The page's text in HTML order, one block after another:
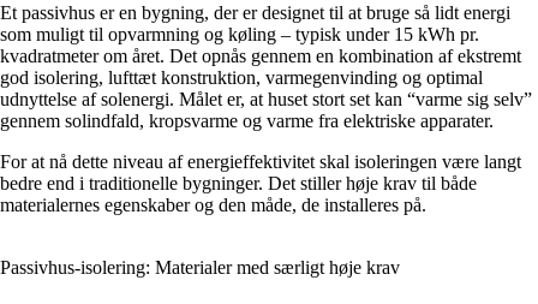
Et passivhus er en bygning, der er designet til at bruge så lidt energi
som muligt til opvarmning og køling – typisk under 15 kWh pr.
kvadratmeter om året. Det opnås gennem en kombination af ekstremt
god isolering, lufttæt konstruktion, varmegenvinding og optimal
udnyttelse af solenergi. Målet er, at huset stort set kan “varme sig selv”
gennem solindfald, kropsvarme og varme fra elektriske apparater.
For at nå dette niveau af energieffektivitet skal isoleringen være langt
bedre end i traditionelle bygninger. Det stiller høje krav til både
materialernes egenskaber og den måde, de installeres på.
Passivhus-isolering: Materialer med særligt høje krav